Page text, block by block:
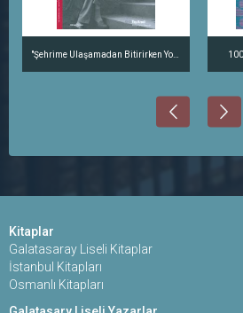
Kitaplar
Galatasaray Liseli Kitaplar
İstanbul Kitapları
Osmanlı Kitapları